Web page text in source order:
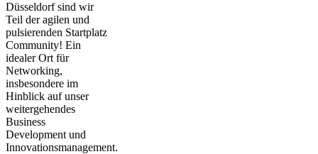
Düsseldorf sind wir
Teil der agilen und
pulsierenden Startplatz
Community! Ein
idealer Ort für
Networking,
insbesondere im
Hinblick auf unser
weitergehendes
Business
Development und
Innovationsmanagement.